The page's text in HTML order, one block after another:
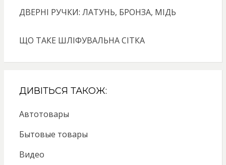
ДВЕРНІ РУЧКИ: ЛАТУНЬ, БРОНЗА, МІДЬ
ЩО ТАКЕ ШЛІФУВАЛЬНА СІТКА
ДИВІТЬСЯ ТАКОЖ:
Автотовары
Бытовые товары
Видео